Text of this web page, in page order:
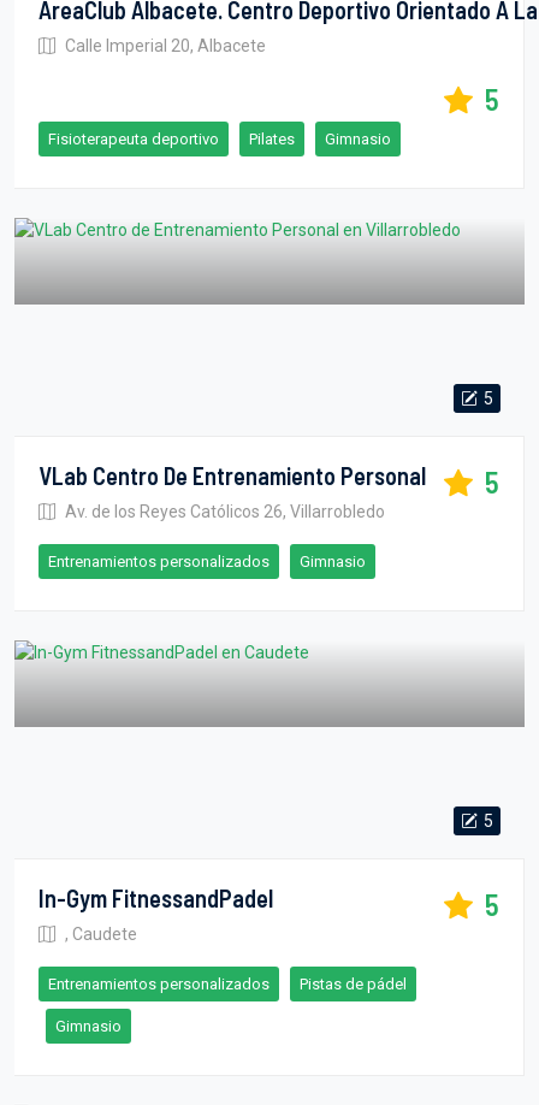
Calle Imperial 20, Albacete
5
Fisioterapeuta deportivo Pilates Gimnasio
5
VLab Centro De Entrenamiento Personal
Av. de los Reyes Católicos 26, Villarrobledo
5
Entrenamientos personalizados Gimnasio
5
In-Gym FitnessandPadel
, Caudete
5
Entrenamientos personalizados Pistas de pádel
Gimnasio